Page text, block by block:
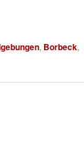
, Borbeck,